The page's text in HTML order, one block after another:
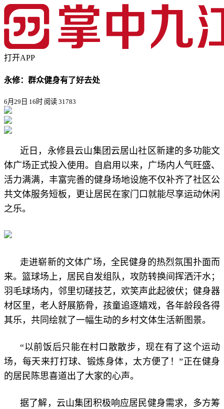
打开APP
永修：群众健身有了好去处
6月29日 16时 阅读 31783
近日，永修县云山集团云居山社区新建的多功能文
体广场正式投入使用。自启用以来，广场内人气旺盛、
活力满满，丰富完善的健身场地设施不仅补齐了社区公
共文体服务短板，更让居民在家门口就能尽享运动休闲
之乐。
走进崭新的文体广场，全民健身的热烈氛围扑面而
来。篮球场上，居民自发组队，攻防转换间挥洒汗水；
羽毛球场内，邻里切磋技艺，欢笑声此起彼伏；健身器
材区里，老人舒展筋骨，孩童追逐嬉戏，各年龄段各得
其乐，共同绘就了一幅生动的乡村文体生活新图景。
“以前饭后只能在村口散散步，现在有了这个运动
场，每天来打打球、锻炼身体，太方便了！”正在健身
的居民陈思喜道出了大家的心声。
据了解，云山集团积极响应居民健身需求，多方筹